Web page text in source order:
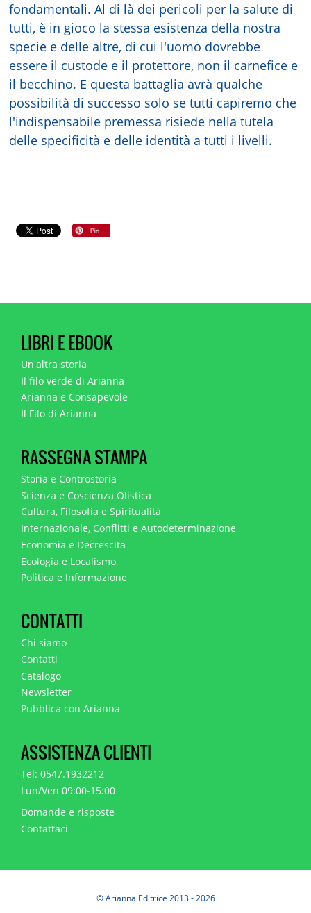
fondamentali. Al di là dei pericoli per la salute di
tutti, è in gioco la stessa esistenza della nostra
specie e delle altre, di cui l'uomo dovrebbe
essere il custode e il protettore, non il carnefice e
il becchino. E questa battaglia avrà qualche
possibilità di successo solo se tutti capiremo che
l'indispensabile premessa risiede nella tutela
delle specificità e delle identità a tutti i livelli.
LIBRI E EBOOK
Un'altra storia
Il filo verde di Arianna
Arianna e Consapevole
Il Filo di Arianna
RASSEGNA STAMPA
Storia e Controstoria
Scienza e Coscienza Olistica
Cultura, Filosofia e Spiritualità
Internazionale, Conflitti e Autodeterminazione
Economia e Decrescita
Ecologia e Localismo
Politica e Informazione
CONTATTI
Chi siamo
Contatti
Catalogo
Newsletter
Pubblica con Arianna
ASSISTENZA CLIENTI
Tel: 0547.1932212
Lun/Ven 09:00-15:00
Domande e risposte
Contattaci
© Arianna Editrice 2013 - 2026